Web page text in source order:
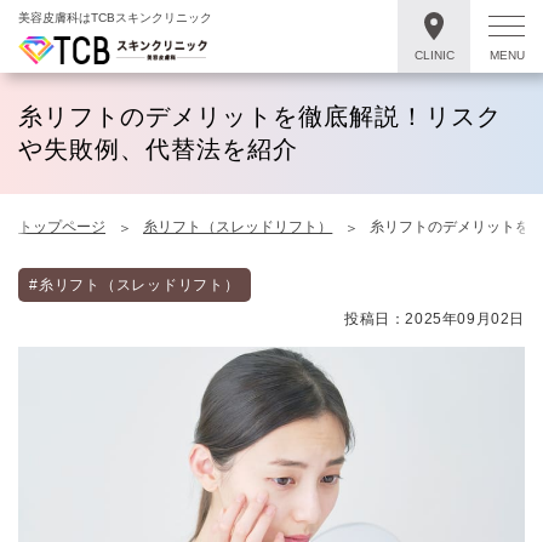
美容皮膚科はTCBスキンクリニック
糸リフトのデメリットを徹底解説！リスク
や失敗例、代替法を紹介
トップページ 糸リフト（スレッドリフト） 糸リフトのデメリットを
#糸リフト（スレッドリフト）
投稿日：2025年09月02日
CLINIC MENU